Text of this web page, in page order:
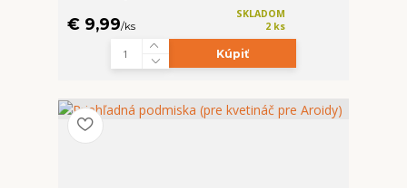
€ 9,99/ks
SKLADOM
2 ks
Kúpiť